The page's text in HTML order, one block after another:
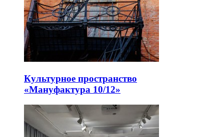
Культурное пространство
«Мануфактура 10/12»